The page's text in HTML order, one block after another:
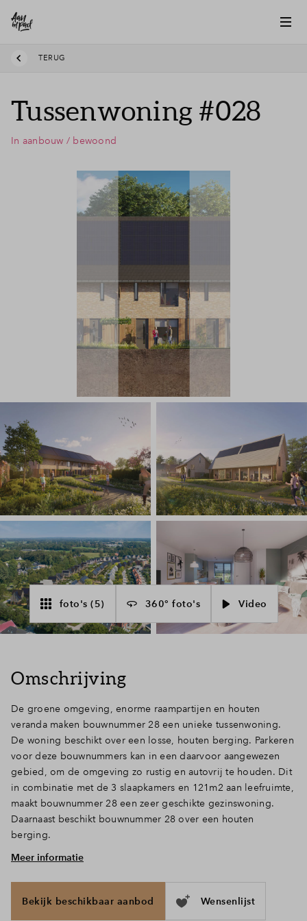
Inloggen
TERUG
Tussenwoning #028
In aanbouw / bewoond
foto's (5) 360° foto's Video
Omschrijving
De groene omgeving, enorme raampartijen en houten
veranda maken bouwnummer 28 een unieke tussenwoning.
De woning beschikt over een losse, houten berging. Parkeren
voor deze bouwnummers kan in een daarvoor aangewezen
gebied, om de omgeving zo rustig en autovrij te houden. Dit
in combinatie met de 3 slaapkamers en 121m2 aan leefruimte,
maakt bouwnummer 28 een zeer geschikte gezinswoning.
Daarnaast beschikt bouwnummer 28 over een houten
berging.
Openslaande deuren naar de veranda
komen in de hal. Hier vinden we het toilet, de trap naar boven
en de deur naar de ruime woonkamer. De woonkamer en
Meer informatie
Bekijk beschikbaar aanbod Wensenlijst